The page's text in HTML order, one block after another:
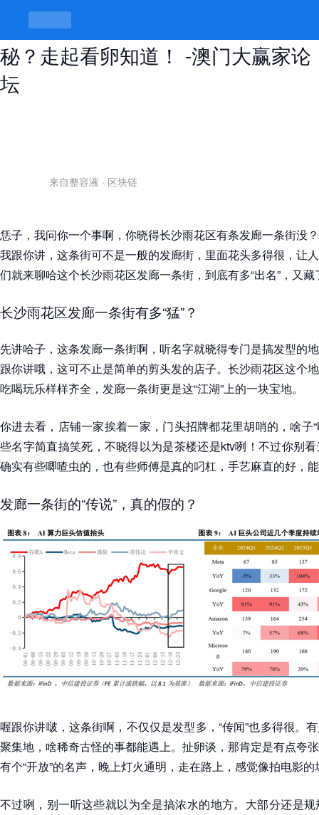
长沙雨花区发廊一条街，理发还是探
秘？走起看卵知道！ -澳门大赢家论
坛
来自整容液 · 区块链
恁子，我问你一个事啊，你晓得长沙雨花区有条发廊一条街没
我跟你讲，这条街可不是一般的发廊街，里面花头多得很，让
们就来聊哈这个长沙雨花区发廊一条街，到底有多“出名”，又
长沙雨花区发廊一条街有多“猛”？
先讲哈子，这条发廊一条街啊，听名字就晓得专门是搞发型的
跟你讲哦，这可不止是简单的剪头发的店子。长沙雨花区这个
吃喝玩乐样样齐全，发廊一条街更是这“江湖”上的一块宝地。
你进去看，店铺一家挨着一家，门头招牌都花里胡哨的，啥子“
些名字简直搞笑死，不晓得以为是茶楼还是ktv咧！不过你别
确实有些唧喳虫的，也有些师傅是真的叼杠，手艺麻直的好，
发廊一条街的“传说”，真的假的？
喔跟你讲啵，这条街啊，不仅仅是发型多，“传闻”也多得很。
聚集地，啥稀奇古怪的事都能遇上。扯卵谈，那肯定是有点夸
有个“开放”的名声，晚上灯火通明，走在路上，感觉像拍电影
不过咧，别一听这些就以为全是搞浓水的地方。大部分还是